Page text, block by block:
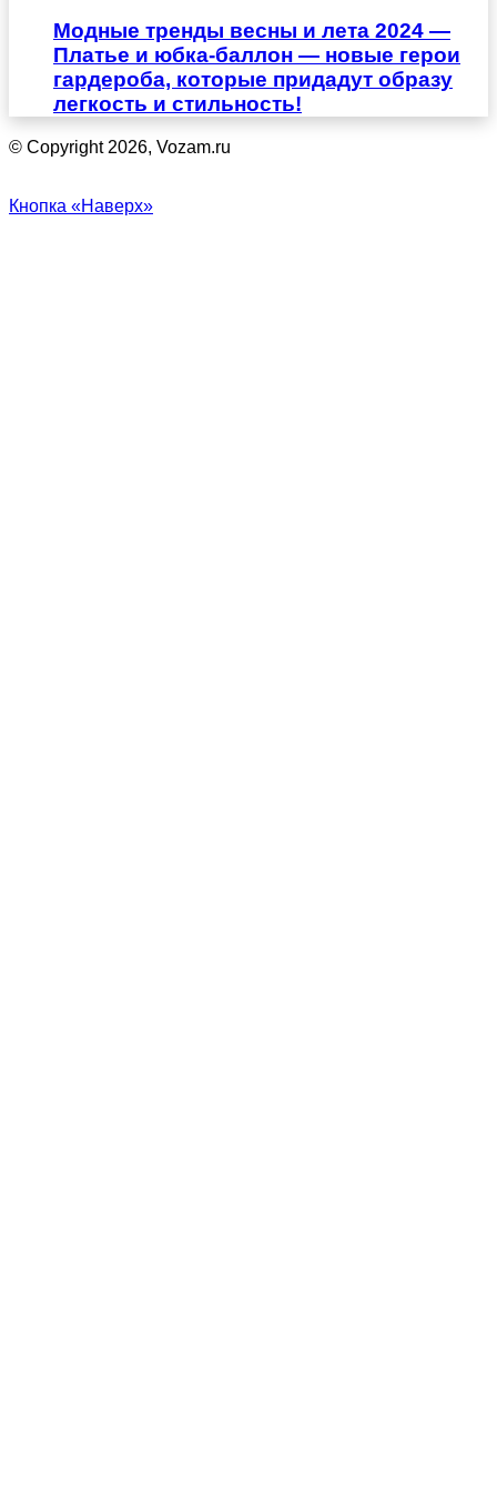
Модные тренды весны и лета 2024 —
Платье и юбка-баллон — новые герои
гардероба, которые придадут образу
легкость и стильность!
© Copyright 2026, Vozam.ru
Кнопка «Наверх»